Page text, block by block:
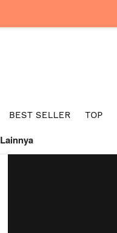
BEST SELLER TOP
Lainnya